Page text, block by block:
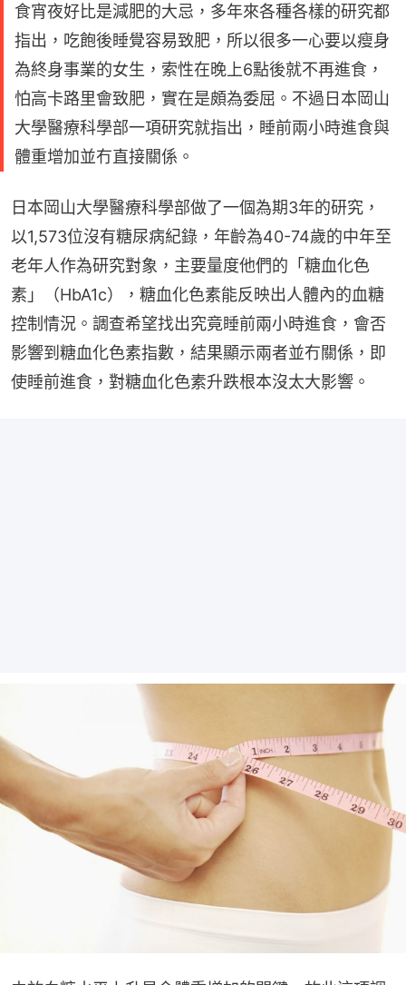
食宵夜好比是減肥的大忌，多年來各種各樣的研究都
指出，吃飽後睡覺容易致肥，所以很多一心要以瘦身
為終身事業的女生，索性在晚上6點後就不再進食，
怕高卡路里會致肥，實在是頗為委屈。不過日本岡山
大學醫療科學部一項研究就指出，睡前兩小時進食與
體重增加並冇直接關係。
日本岡山大學醫療科學部做了一個為期3年的研究，
以1,573位沒有糖尿病紀錄，年齡為40-74歲的中年至
老年人作為研究對象，主要量度他們的「糖血化色
素」（HbA1c），糖血化色素能反映出人體內的血糖
控制情況。調查希望找出究竟睡前兩小時進食，會否
影響到糖血化色素指數，結果顯示兩者並冇關係，即
使睡前進食，對糖血化色素升跌根本沒太大影響。